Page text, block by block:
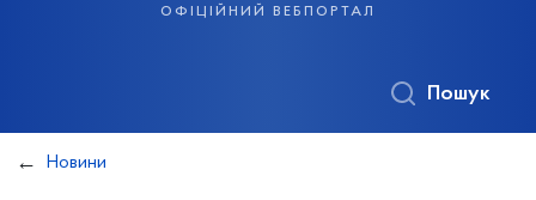
офіційний вебпортал
Пошук
Новини